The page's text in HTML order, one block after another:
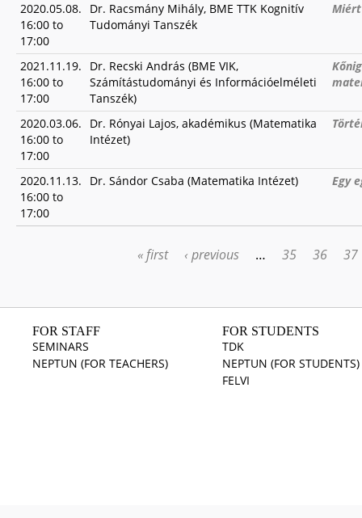
2020.05.08.
16:00 to
17:00
Dr. Racsmány Mihály, BME TTK Kognitív
Tudományi Tanszék
Miért
2021.11.19.
16:00 to
17:00
Dr. Recski András (BME VIK,
Számítástudományi és Információelméleti
Tanszék)
2020.03.06.
16:00 to
17:00
Dr. Rónyai Lajos, akadémikus (Matematika
Intézet)
2020.11.13.
16:00 to
17:00
Dr. Sándor Csaba (Matematika Intézet) Egy
« first ‹ previous … 35 36 37
FOR STAFF
SEMINARS
NEPTUN (FOR TEACHERS)
FOR STUDENTS
TDK
NEPTUN (FOR STUDENTS)
FELVI